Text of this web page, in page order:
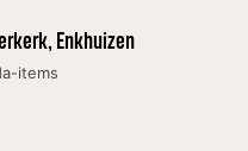
Enkhuizen
items